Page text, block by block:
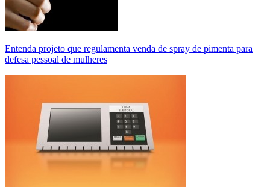
Entenda projeto que regulamenta venda de spray de pimenta para
defesa pessoal de mulheres